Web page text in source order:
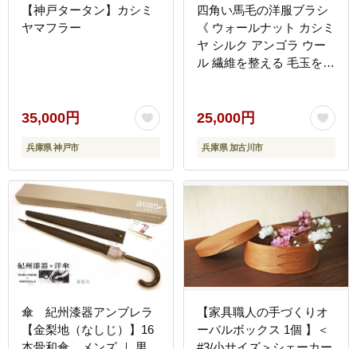
【神戸タータン】カシミ
ヤマフラー
35,000円
兵庫県 神戸市
四角い馬毛の洋服ブラシ
《 ウォールナット カシミ
ヤ シルク アンゴラ ウー
ル 繊維を整える 毛玉を防
おすすめ 送料無料 》
25,000円
兵庫県 加古川市
傘 紀州漆器アンブレラ
【金梨地（なしじ）】16
【家具職人の手づくりオ
ーバルボックス 1個 】＜